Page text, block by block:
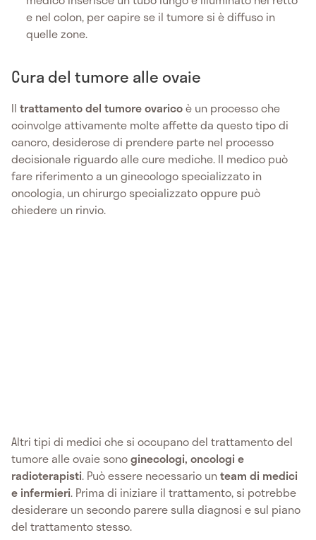
e nel colon, per capire se il tumore si è diffuso in
quelle zone.
Cura del tumore alle ovaie
Il trattamento del tumore ovaricoè un processo che
coinvolge attivamente molte affette da questo tipo di
cancro, desiderose di prendere parte nel processo
decisionale riguardo alle cure mediche. Il medico può
fare riferimento a un ginecologo specializzato in
oncologia, un chirurgo specializzato oppure può
chiedere un rinvio.
Altri tipi di medici che si occupano del trattamento del
tumore alle ovaie sonoginecologi, oncologi e
radioterapisti. Può essere necessario unteam di medici
e infermieri. Prima di iniziare il trattamento, si potrebbe
desiderare un secondo parere sulla diagnosi e sul piano
del trattamento stesso.